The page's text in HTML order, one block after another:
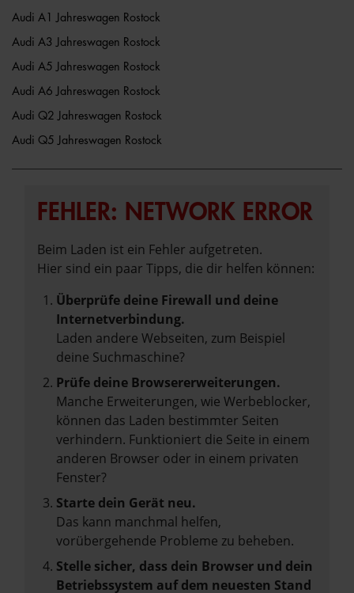
Audi A1 Jahreswagen Rostock
Audi A3 Jahreswagen Rostock
Audi A5 Jahreswagen Rostock
Audi A6 Jahreswagen Rostock
Audi Q2 Jahreswagen Rostock
Audi Q5 Jahreswagen Rostock
FEHLER: NETWORK ERROR
Beim Laden ist ein Fehler aufgetreten.
Hier sind ein paar Tipps, die dir helfen können:
Überprüfe deine Firewall und deine
Internetverbindung.
Laden andere Webseiten, zum Beispiel
deine Suchmaschine?
Prüfe deine Browsererweiterungen.
Manche Erweiterungen, wie Werbeblocker,
können das Laden bestimmter Seiten
verhindern. Funktioniert die Seite in einem
anderen Browser oder in einem privaten
Fenster?
Starte dein Gerät neu.
Das kann manchmal helfen,
vorübergehende Probleme zu beheben.
Stelle sicher, dass dein Browser und dein
Betriebssystem auf dem neuesten Stand